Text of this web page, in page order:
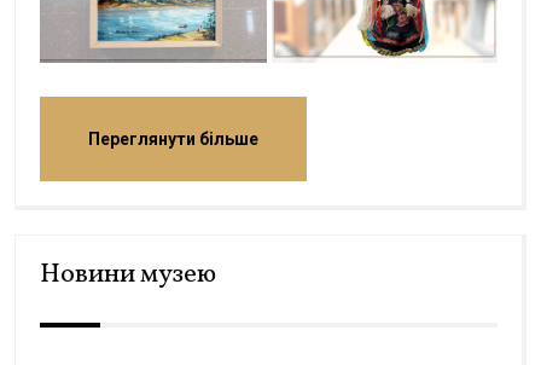
Переглянути більше
Новини музею